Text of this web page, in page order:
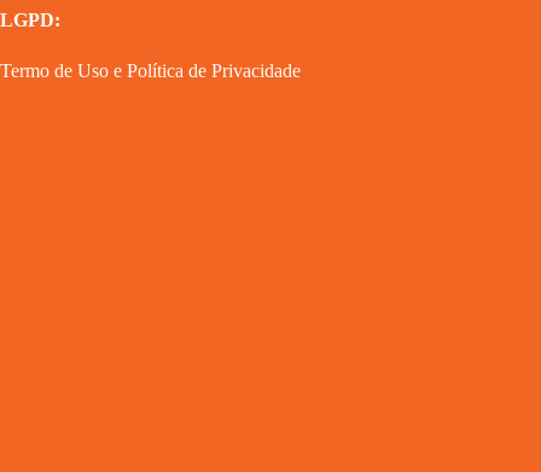
LGPD:
Termo de Uso e Política de Privacidade